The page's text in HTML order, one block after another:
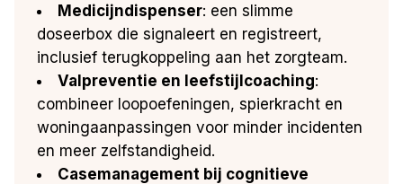
Medicijndispenser: een slimme
doseerbox die signaleert en registreert,
inclusief terugkoppeling aan het zorgteam.
Valpreventie en leefstijlcoaching:
combineer loopoefeningen, spierkracht en
woningaanpassingen voor minder incidenten
en meer zelfstandigheid.
Casemanagement bij cognitieve